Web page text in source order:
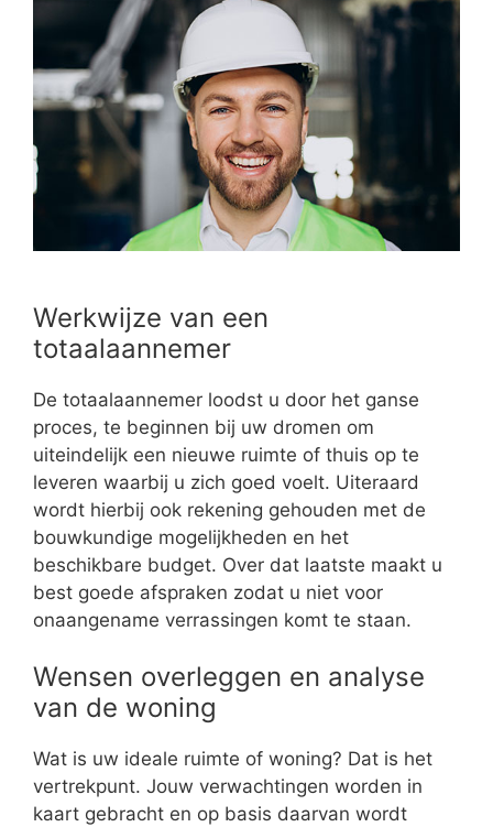
Werkwijze van een
totaalaannemer
De totaalaannemer loodst u door het ganse
proces, te beginnen bij uw dromen om
uiteindelijk een nieuwe ruimte of thuis op te
leveren waarbij u zich goed voelt. Uiteraard
wordt hierbij ook rekening gehouden met de
bouwkundige mogelijkheden en het
beschikbare budget. Over dat laatste maakt u
best goede afspraken zodat u niet voor
onaangename verrassingen komt te staan.
Wensen overleggen en analyse
van de woning
Wat is uw ideale ruimte of woning? Dat is het
vertrekpunt. Jouw verwachtingen worden in
kaart gebracht en op basis daarvan wordt